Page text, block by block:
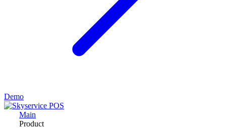
Demo
Main
Product